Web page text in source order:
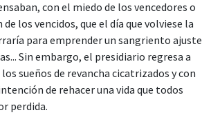
con el miedo de los vencedores o
los vencidos, que el día que volviese la
para emprender un sangriento ajuste
Sin embargo, el presidiario regresa a
los sueños de revancha cicatrizados y con
de rehacer una vida que todos
perdida.